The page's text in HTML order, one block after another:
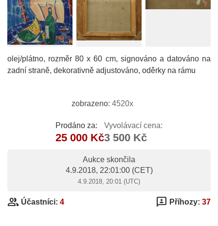
olej/plátno, rozměr 80 x 60 cm, signováno a datováno na
zadní straně, dekorativně adjustováno, oděrky na rámu
zobrazeno: 4520x
Prodáno za:
25 000 Kč
Vyvolávací cena:
3 500 Kč
Aukce skončila
4.9.2018, 22:01:00(CET)
4.9.2018, 20:01 (UTC)
group Účastníci: 4 3p Příhozy: 37